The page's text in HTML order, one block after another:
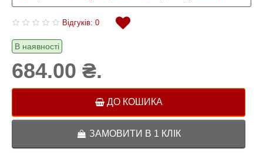
Відгуків: 0
В наявності
684.00 ₴.
ДО КОШИКА
ЗАМОВИТИ В 1 КЛІК